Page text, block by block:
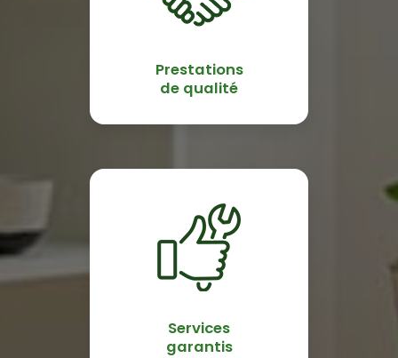
Prestations
de qualité
Services
garantis